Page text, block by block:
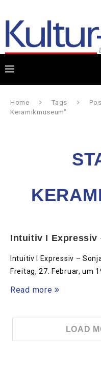
Home Tags
Keramikmuseum"
Intuitiv I Expressiv
Intuitiv I Expressiv –
Freitag, 27. Februar, um
Read more
LOAD